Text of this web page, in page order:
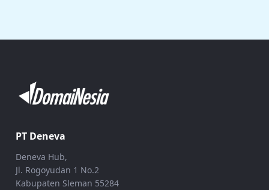
PT Deneva
Deneva Hub,
Jl. Rogoyudan 1 No.2
Kabupaten Sleman 55284